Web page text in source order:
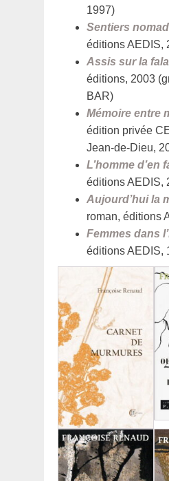
1997)
Sentiers
éditions AEDIS,
Assis sur la
éditions, 2003
BAR)
Mémoire entre
édition privée
Jean-de-Dieu,
L’homme d’en
éditions AEDIS,
Aujourd’hui la
roman, éditions
Femmes dans
éditions AEDIS,